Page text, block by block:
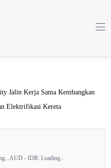
Jalin Kerja Sama Kembangkan
Elektrifikasi Kereta
AUD - IDR: Loading...